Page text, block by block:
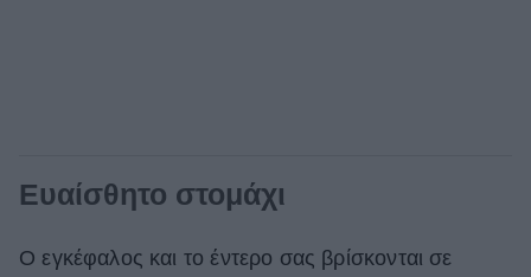
Ευαίσθητο στομάχι
Ο εγκέφαλος και το έντερο σας βρίσκονται σε